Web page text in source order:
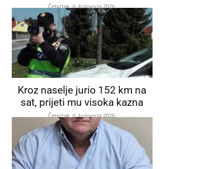
Četvrtak, 6. kolovoza 2026.
Kroz naselje jurio 152 km na
sat, prijeti mu visoka kazna
Četvrtak, 6. kolovoza 2026.